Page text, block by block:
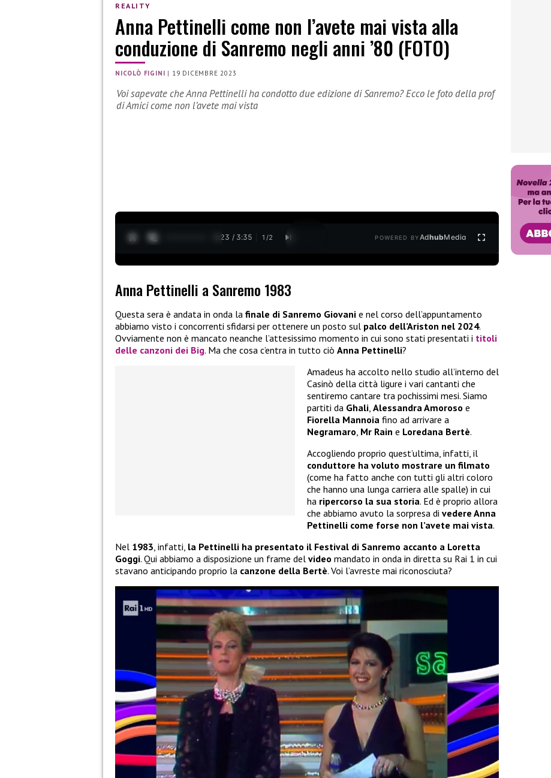
REALITY
Anna Pettinelli come non l’avete mai vista alla
conduzione di Sanremo negli anni ’80 (FOTO)
NICOLÒ FIGINI | 19 DICEMBRE 2023
Voi sapevate che Anna Pettinelli ha condotto due edizione di Sanremo? Ecco le foto della prof
di Amici come non l’avete mai vista
0:24 / 3:35 1 /2 POWERED BYAdhubMedia
Anna Pettinelli a Sanremo 1983
Questa sera è andata in onda la finale di Sanremo Giovani e nel corso dell’appuntamento
abbiamo visto i concorrenti sfidarsi per ottenere un posto sul palco dell’Ariston nel 2024.
Ovviamente non è mancato neanche l’attesissimo momento in cui sono stati presentati i titoli
delle canzoni dei Big. Ma che cosa c’entra in tutto ciò Anna Pettinelli?
Amadeus ha accolto nello studio all’interno del
Casinò della città ligure i vari cantanti che
sentiremo cantare tra pochissimi mesi. Siamo
partiti da Ghali, Alessandra Amoroso e
Fiorella Mannoia fino ad arrivare a
Negramaro, Mr Rain e Loredana Bertè.
Accogliendo proprio quest’ultima, infatti, il
conduttore ha voluto mostrare un filmato
(come ha fatto anche con tutti gli altri coloro
che hanno una lunga carriera alle spalle) in cui
ha ripercorso la sua storia. Ed è proprio allora
che abbiamo avuto la sorpresa di vedere Anna
Pettinelli come forse non l’avete mai vista.
Nel 1983, infatti, la Pettinelli ha presentato il Festival di Sanremo accanto a Loretta
Goggi. Qui abbiamo a disposizione un frame del video mandato in onda in diretta su Rai 1 in cui
stavano anticipando proprio la canzone della Bertè. Voi l’avreste mai riconosciuta?